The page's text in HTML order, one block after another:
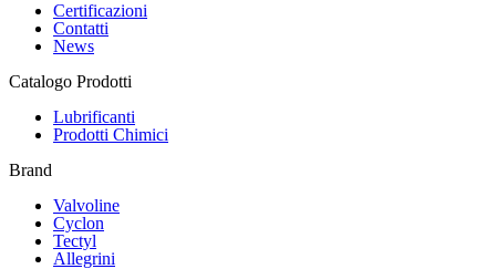
Certificazioni
Contatti
News
Catalogo Prodotti
Lubrificanti
Prodotti Chimici
Brand
Valvoline
Cyclon
Tectyl
Allegrini